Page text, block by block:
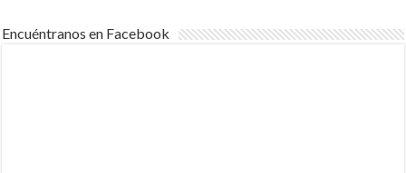
Encuéntranos en Facebook